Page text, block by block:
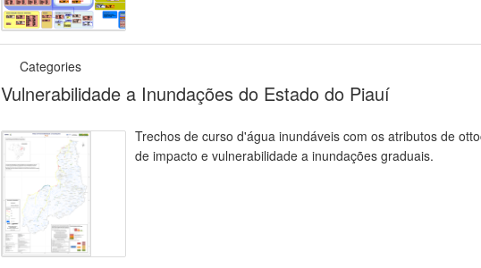
Categories
Vulnerabilidade a Inundações do Estado do Piauí
Trechos de curso d'água inundáveis com os atributos de
de impacto e vulnerabilidade a inundações graduais.